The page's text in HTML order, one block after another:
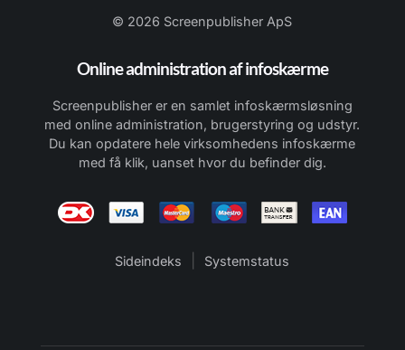
© 2026 Screenpublisher ApS
Online administration af infoskærme
Screenpublisher er en samlet infoskærmsløsning
med online administration, brugerstyring og udstyr.
Du kan opdatere hele virksomhedens infoskærme
med få klik, uanset hvor du befinder dig.
Sideindeks Systemstatus